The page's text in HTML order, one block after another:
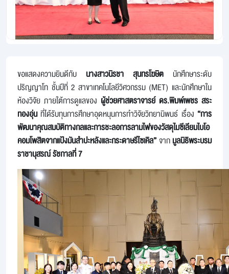
ขอแสดงความยินดีกับ นางสาวนิรชา สุนทรโฆษิต นักศึกษาระดับ
ปริญญาโท ชั้นปีที่ 2 สาขาเทคโนโลยีวิศวกรรม (MET) และนักศึกษาใน
ห้องวิจัย ภายใต้การดูแลของ ผู้ช่วยศาสตราจารย์ ดร.พิมพ์เพชร สระ
ทองอุ่นที่ได้รับทุนการศึกษาอุดหนุนการทำวิจัยวิทยานิพนธ์ เรื่อง “การ
พัฒนาคุณสมบัติทางกลและการชะลอการลามไฟของวัสดุไมซีเลียมไบโอ
คอมโพสิตจากแป้งมันสำปะหลังและกระดาษรีไซเคิล”จากมูลนิธิพระบรม
ราชานุสรณ์ รัชกาลที่ 7